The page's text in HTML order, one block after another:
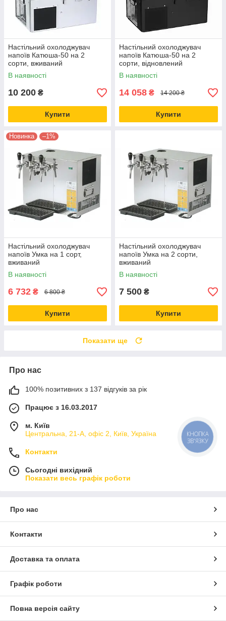
Настільний охолоджувач
напоїв Катюша-50 на 2
сорти, вживаний
В наявності
10 200 ₴
Купити
Настільний охолоджувач
напоїв Катюша-50 на 2
сорти, відновлений
В наявності
14 058 ₴ 14 200 ₴
Купити
Новинка –1%
Настільний охолоджувач
напоїв Умка на 1 сорт,
вживаний
В наявності
6 732 ₴ 6 800 ₴
Купити
Настільний охолоджувач
напоїв Умка на 2 сорти,
вживаний
В наявності
7 500 ₴
Купити
Показати ще
Про нас
100% позитивних з 137 відгуків за рік
Працює з 16.03.2017
м. Київ
Центральна, 21-А, офіс 2, Київ, Україна
Контакти
Сьогодні вихідний
Показати весь графік роботи
Про нас
Контакти
Доставка та оплата
Графік роботи
Повна версія сайту